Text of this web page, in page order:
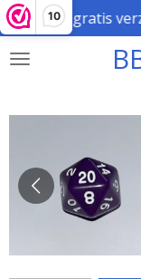
10
Ga
direct
naar
gratis